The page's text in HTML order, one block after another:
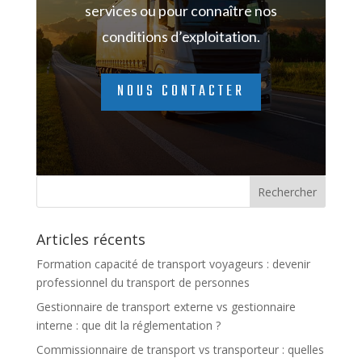
services ou pour connaître nos
conditions d’exploitation.
NOUS CONTACTER
Articles récents
Formation capacité de transport voyageurs : devenir
professionnel du transport de personnes
Gestionnaire de transport externe vs gestionnaire
interne : que dit la réglementation ?
Commissionnaire de transport vs transporteur : quelles